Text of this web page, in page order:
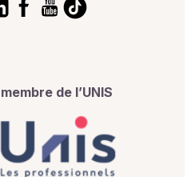
de l’UNIS